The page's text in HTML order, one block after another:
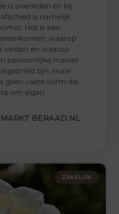
is overleden én bij
is namelijk
Het is een
waarop
vinden en waarop
persoonlijke manier
zijn, maar
geen vaste vorm die
om eigen
BERAAD.NL
ZAKELIJK